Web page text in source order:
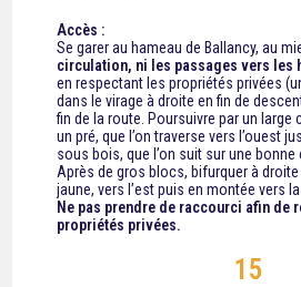
Accès :
Se garer au hameau de Ballancy, au
circulation, ni les passages vers les
en respectant les propriétés privées
dans le virage à droite en fin de
fin de la route. Poursuivre par un large
un pré, que l’on traverse vers l’ouest
sous bois, que l’on suit sur une bonne
Après de gros blocs, bifurquer à
jaune, vers l’est puis en montée vers
Ne pas prendre de raccourci afin de
propriétés privées.
15